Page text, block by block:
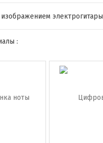
электрогитары
: